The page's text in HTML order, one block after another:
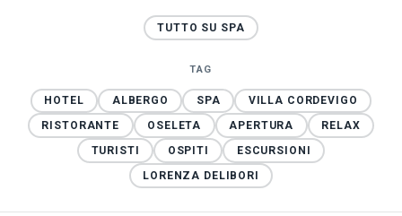
TUTTO SU SPA
TAG
HOTEL ALBERGO SPA
VILLA CORDEVIGO
RISTORANTE
OSELETA APERTURA
RELAX
TURISTI
OSPITI
ESCURSIONI
LORENZA DELIBORI